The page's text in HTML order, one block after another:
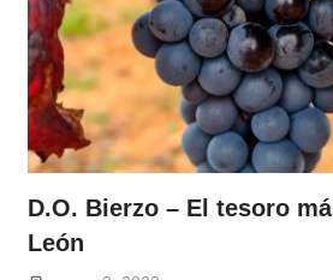
D.O. Bierzo – El tesoro
León